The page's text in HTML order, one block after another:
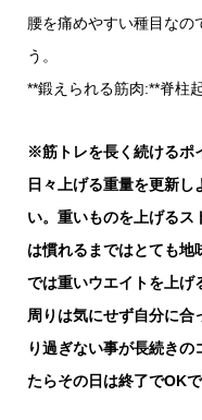
腰を痛めやすい種目なの
う。
**鍛えられる筋肉:**脊柱
※筋トレを長く続けるポ
日々上げる重量を更新
い。重いものを上げるス
は慣れるまではとても地
では重いウエイトを上げ
周りは気にせず自分に合
り過ぎない事が長続き
たらその日は終了でOKで